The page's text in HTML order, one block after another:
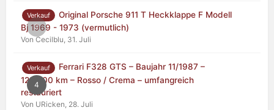
0
Verkauf
Original Porsche 911 T Heckklappe F Modell
Bj 1969 - 1973 (vermutlich)
Von Cecilblu, 31. Juli
4
Verkauf
Ferrari F328 GTS – Baujahr 11/1987 –
125.000 km – Rosso / Crema – umfangreich
restauriert
Von URicken, 28. Juli